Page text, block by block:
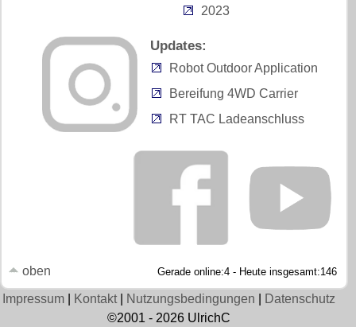
2023
Updates:
Robot Outdoor Application
Bereifung 4WD Carrier
RT TAC Ladeanschluss
Gerade online:4 - Heute insgesamt:146
oben
Impressum Kontakt Nutzungsbedingungen
Datenschutz
©2001 - 2026 UlrichC